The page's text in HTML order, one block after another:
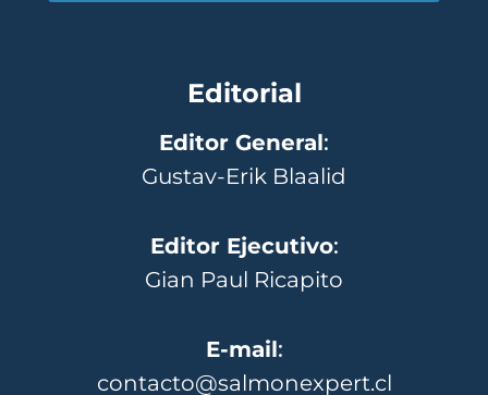
Editorial
Editor General:
Gustav-Erik Blaalid
Editor Ejecutivo:
Gian Paul Ricapito
E-mail:
contacto@salmonexpert.cl